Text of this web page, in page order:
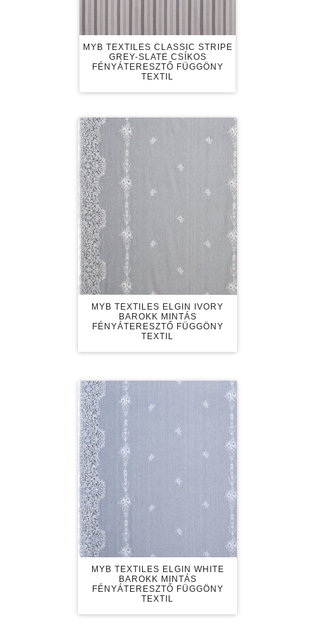
MYB TEXTILES CLASSIC STRIPE
GREY-SLATE CSÍKOS
FÉNYÁTERESZTŐ FÜGGÖNY
TEXTIL
MYB TEXTILES ELGIN IVORY
BAROKK MINTÁS
FÉNYÁTERESZTŐ FÜGGÖNY
TEXTIL
MYB TEXTILES ELGIN WHITE
BAROKK MINTÁS
FÉNYÁTERESZTŐ FÜGGÖNY
TEXTIL